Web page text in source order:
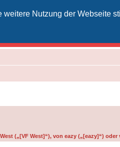
Nutzung der Webseite
(„[VF West]“), von eazy („[eazy]“)